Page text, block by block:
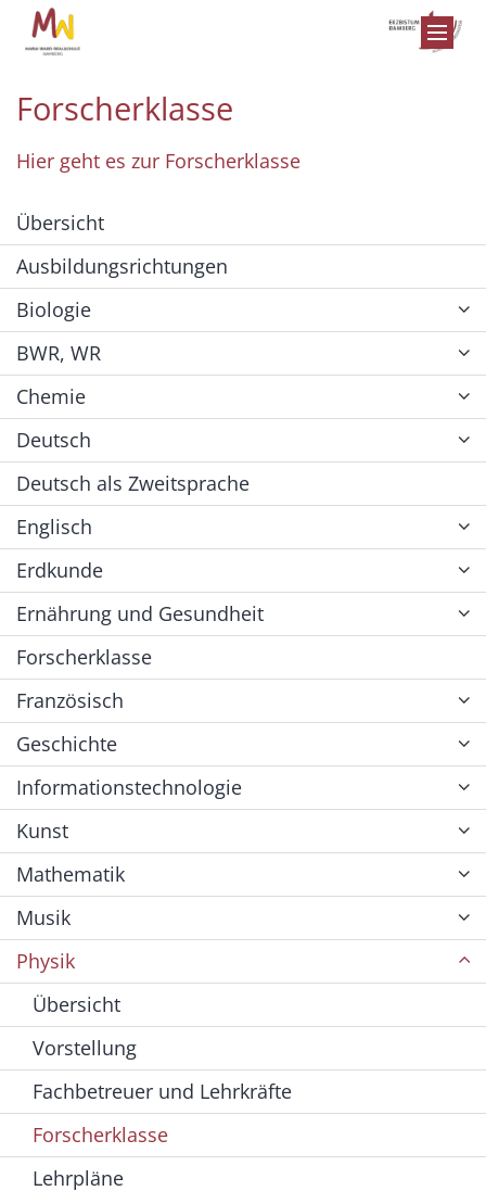
Zum Inhalt springen
Forscherklasse
Hier geht es zur Forscherklasse
Übersicht
Ausbildungsrichtungen
Biologie
BWR, WR
Chemie
Deutsch
Deutsch als Zweitsprache
Englisch
Erdkunde
Ernährung und Gesundheit
Forscherklasse
Französisch
Geschichte
Informationstechnologie
Kunst
Mathematik
Musik
Physik
Übersicht
Vorstellung
Fachbetreuer und Lehrkräfte
Forscherklasse
Lehrpläne